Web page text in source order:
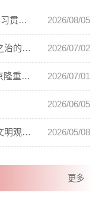
坚持通读深学 把握精髓要义（深入学习贯彻习近平新时代中国特色社会主义思想 《习近平谈治国理政》第一至五卷通读）
2026/08/05
“七一勋章”获得者吴亚琴，中国基层之治的答卷人 2026/07/02
庆祝中国共产党成立105周年大会在京隆重举行 2026/07/01
2026/06/05
警惕日本“新型军国主义”背后的错误文明观（国际论坛） 2026/05/08
更多